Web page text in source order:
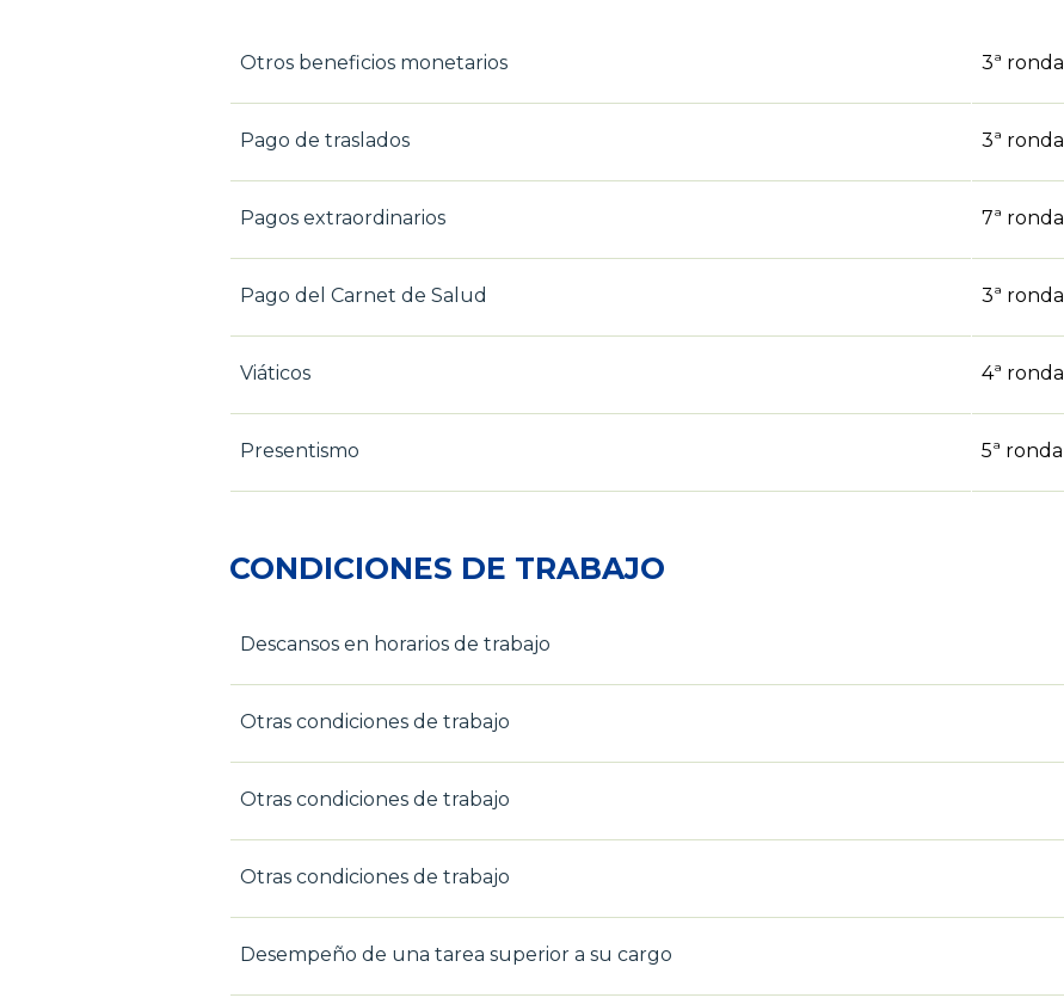
Otros beneficios monetarios 3ª ronda
Pago de traslados 3ª ronda
Pagos extraordinarios 7ª ronda
Pago del Carnet de Salud 3ª ronda
Viáticos 4ª ronda
Presentismo 5ª ronda
CONDICIONES DE TRABAJO
Descansos en horarios de trabajo
Otras condiciones de trabajo
Otras condiciones de trabajo
Otras condiciones de trabajo
Desempeño de una tarea superior a su cargo